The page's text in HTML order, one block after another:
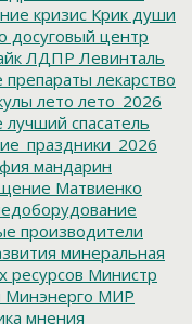
кризис Крик души
досуговый центр
ЛДПР Левинталь
препараты лекарство
лето лето_2026
лучший спасатель
мандарин
Матвиенко
производители
минеральная
ресурсов Министр
Минэнерго МИР
мнения